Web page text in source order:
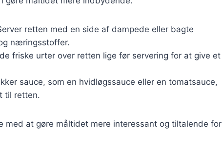
retten med en side af dampede eller bagte
næringsstoffer.
friske urter over retten lige før servering for at give et
sauce, som en hvidløgssauce eller en tomatsauce,
til retten.
med at gøre måltidet mere interessant og tiltalende for